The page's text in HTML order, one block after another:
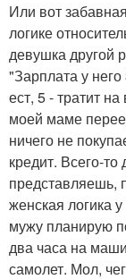
Или вот
логике
девушка другой
"Зарплата у
ест, 5 - тратит
моей маме
ничего не
кредит. Всего-
представляешь,
женская логика
мужу планирую
два часа на
самолет. Мол,